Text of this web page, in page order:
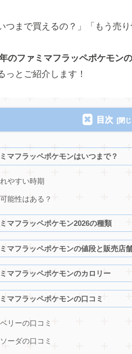
つまで買えるの？」「もう売
のファミマフラッペポケモン
っとご紹介します！
目次
マフラッペポケモンはいつまで？
やすい時期
能性はある？
マフラッペポケモン2026の種類
マフラッペポケモンの値段と販売店
マフラッペポケモンのカロリー
マフラッペポケモンの口コミ
リーの口コミ
ーダの口コミ